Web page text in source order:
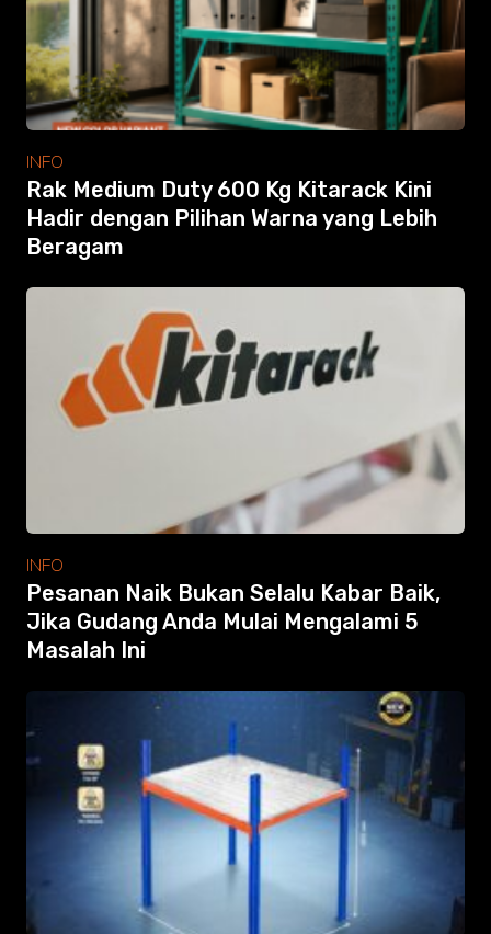
Info
Gallery
Photo
Video
Tutorial
Clients
Contact
INFO
Rak Medium Duty 600 Kg Kitarack Kini
Hadir dengan Pilihan Warna yang Lebih
Beragam
INFO
Pesanan Naik Bukan Selalu Kabar Baik,
Jika Gudang Anda Mulai Mengalami 5
Masalah Ini
Search